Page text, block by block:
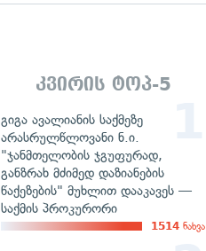
კვირის ტოპ-5
გიგა ავალიანის საქმეზე
არასრულწლოვანი ნ.ი.
"ჯანმთელობის ჯგუფურად,
განზრახ მძიმედ დაზიანების
წაქეზების" მუხლით დააკავეს —
საქმის პროკურორი
1514 ნახვა